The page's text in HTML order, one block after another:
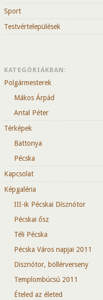
Sport
Testvértelepülések
KATEGÓRIÁKBAN:
Polgármesterek
Mákos Árpád
Antal Péter
Térképek
Battonya
Pécska
Kapcsolat
Képgaléria
III-ik Pécskai Dísznótor
Pécskai ősz
Téli Pécska
Pécska Város napjai 2011
Disznótor, böllérverseny
Templombúcsú 2011
Ételed az életed